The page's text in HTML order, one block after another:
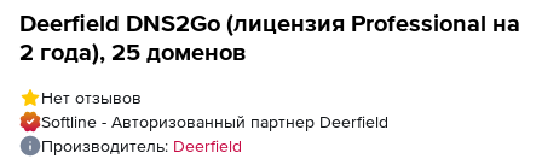
Deerfield DNS2Go (лицензия Professional на
2 года), 25 доменов
Нет отзывов
Softline - Авторизованный партнер Deerfield
Производитель: Deerfield